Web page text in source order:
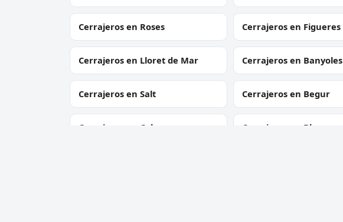
Cerrajeros en Roses Cerrajeros en Figueres
Cerrajeros en Lloret de Mar Cerrajeros en Banyoles
Cerrajeros en Salt Cerrajeros en Begur
Cerrajeros en Calonge Cerrajeros en Blanes